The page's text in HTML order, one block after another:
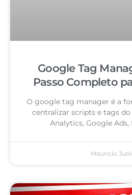
Google Tag
Passo Completo
O google tag manager é a
centralizar scripts e tags
Analytics, Google Ads,
Mauricio